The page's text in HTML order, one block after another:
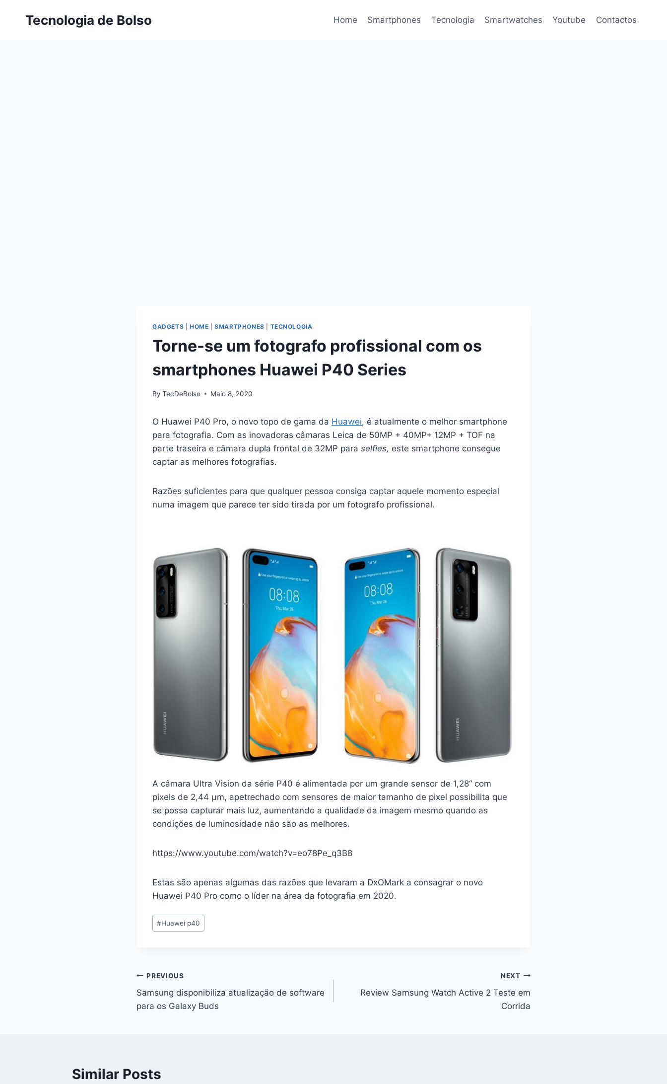
Tecnologia de Bolso Home Smartphones Tecnologia Smartwatches Youtube Contactos
GADGETS HOME |SMARTPHONES TECNOLOGIA
Torne-se um fotografo profissional com os
smartphones Huawei P40 Series
By TecDeBolso Maio 8, 2020
O Huawei P40 Pro, o novo topo de gama da Huawei, é atualmente o melhor smartphone
para fotografia. Com as inovadoras câmaras Leica de 50MP + 40MP+ 12MP + TOF na
parte traseira e câmara dupla frontal de 32MP para selfies, este smartphone consegue
captar as melhores fotografias.
Razões suficientes para que qualquer pessoa consiga captar aquele momento especial
numa imagem que parece ter sido tirada por um fotografo profissional.
A câmara Ultra Vision da série P40 é alimentada por um grande sensor de 1,28“ com
pixels de 2,44 μm, apetrechado com sensores de maior tamanho de pixel possibilita que
se possa capturar mais luz, aumentando a qualidade da imagem mesmo quando as
condições de luminosidade não são as melhores.
https://www.youtube.com/watch?v=eo78Pe_q3B8
Estas são apenas algumas das razões que levaram a DxOMark a consagrar o novo
Huawei P40 Pro como o líder na área da fotografia em 2020.
Post
Tags:
#Huawei p40
Navegação
de
PREVIOUS
Samsung disponibiliza atualização de software
para os Galaxy Buds
NEXT
Review Samsung Watch Active 2 Teste em
Corrida
Similar Posts